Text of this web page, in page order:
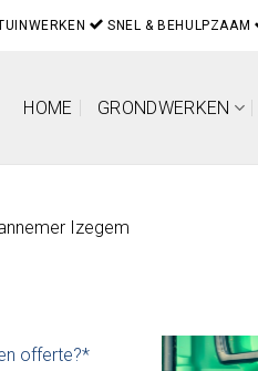
SNEL & BEHULPZAAM
HOME GRONDWERKEN
Izegem
offerte?*